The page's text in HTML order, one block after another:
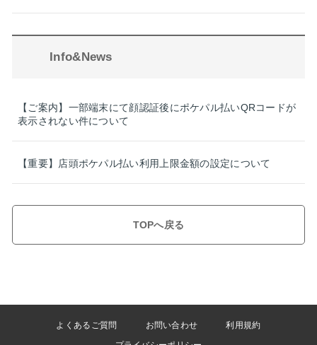
Info&News
【ご案内】一部端末にて顔認証後にポケパル払いQRコードが
表示されない件について
【重要】店頭ポケパル払い利用上限金額の設定について
TOPへ戻る
よくあるご質問 お問い合わせ
利用規約